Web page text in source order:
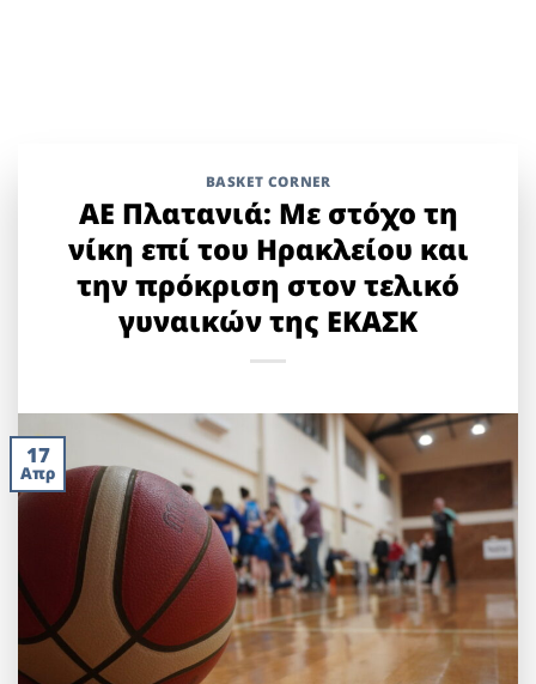
BASKET CORNER
ΑΕ Πλατανιά: Με στόχο τη
νίκη επί του Ηρακλείου και
την πρόκριση στον τελικό
γυναικών της ΕΚΑΣΚ
17
Απρ